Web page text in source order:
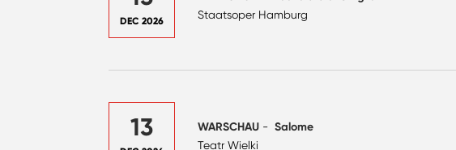
DEC 2026
Staatsoper Hamburg
13 WARSCHAU- Salome
Teatr Wielki